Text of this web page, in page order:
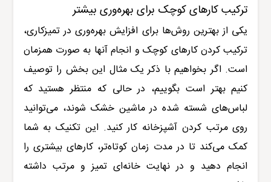
ترکیب کارهای کوچک برای بهره‌وری بیشتر
یکی از بهترین روش‌ها برای افزایش بهره‌وری در تمیزکاری،
ترکیب کردن کارهای کوچک و انجام آنها به صورت همزمان
است. اگر بخواهیم با ذکر یک مثال این بخش را توصیف
کنیم بهتر است بگوییم، در حالی که منتظر هستید که
لباس‌های شسته شده در ماشین خشک شوند، می‌توانید
روی مرتب کردن آشپزخانه کار کنید. این تکنیک به شما
کمک می‌کند تا در مدت زمان کوتاه‌تر، کارهای بیشتری را
انجام دهید و در نهایت خانه‌ای تمیز و مرتب داشته